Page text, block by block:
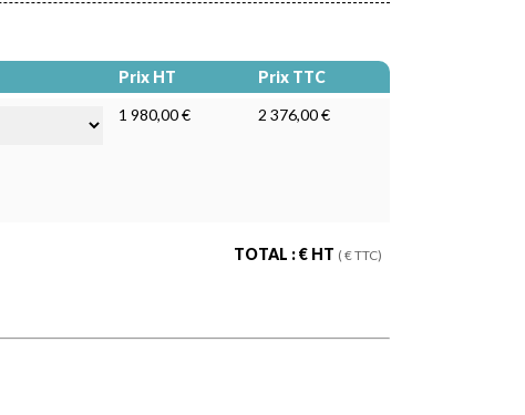
Prix HT Prix TTC
1 980,00 € 2 376,00 €
TOTAL :€ HT ( € TTC)